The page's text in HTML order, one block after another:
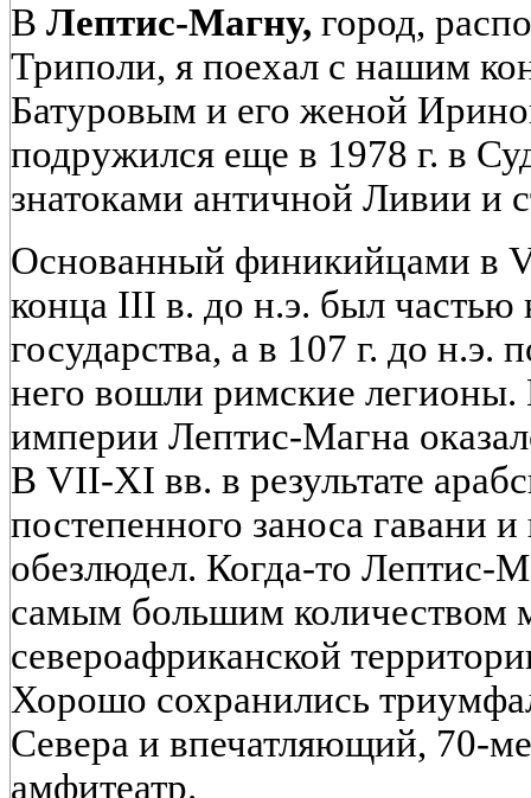
В Лептис-Магну, город,
Триполи, я поехал с нашим
Батуровым и его женой
подружился еще в 1978 г. в
знатоками античной Ливии и
Основанный финикийцами в
конца III в. до н.э. был частью
государства, а в 107 г. до н.э.
него вошли римские легионы.
империи Лептис-Магна
В VII-XI вв. в результате
постепенного заноса гавани
обезлюдел. Когда-то Лептис-
самым большим количеством
североафриканской
Хорошо сохранились
Севера и впечатляющий, 70-
амфитеатр.